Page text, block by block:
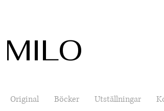
MILO
Original Böcker Utställningar